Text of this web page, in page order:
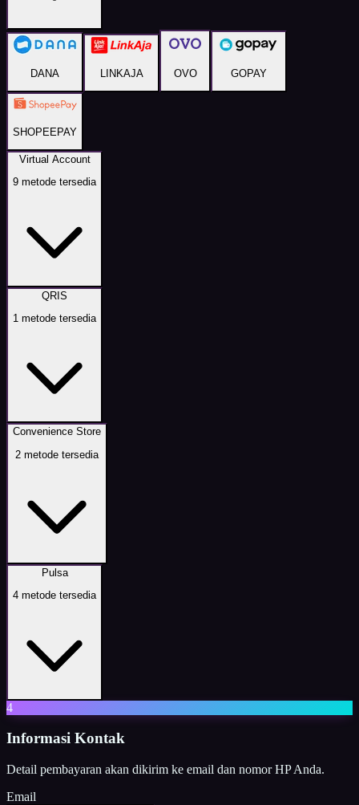
DANA LINKAJA OVO GOPAY
SHOPEEPAY
Virtual Account
9 metode tersedia
QRIS
1 metode tersedia
Convenience Store
2 metode tersedia
Pulsa
4 metode tersedia
4
Informasi Kontak
Detail pembayaran akan dikirim ke email dan nomor HP Anda.
Email